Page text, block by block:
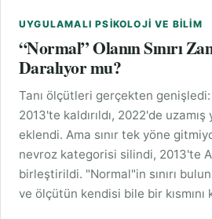
UYGULAMALI PSIKOLOJI VE BILIM
“Normal” Olanın Sınırı
Daralıyor mu?
Tanı ölçütleri gerçekten genişledi:
2013'te kaldırıldı, 2022'de
eklendi. Ama sınır tek yöne
nevroz kategorisi silindi, 2013'te
birleştirildi. "Normal"in sınırı
ve ölçütün kendisi bile bir kısmını